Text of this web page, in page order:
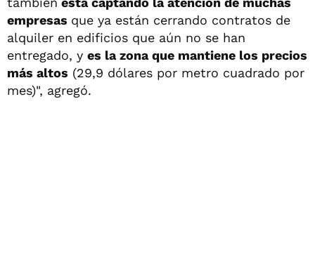
empresas que ya están cerrando contratos de
alquiler en edificios que aún no se han
entregado, y es la zona que mantiene los precios
más altos (29,9 dólares por metro cuadrado por
mes)", agregó.